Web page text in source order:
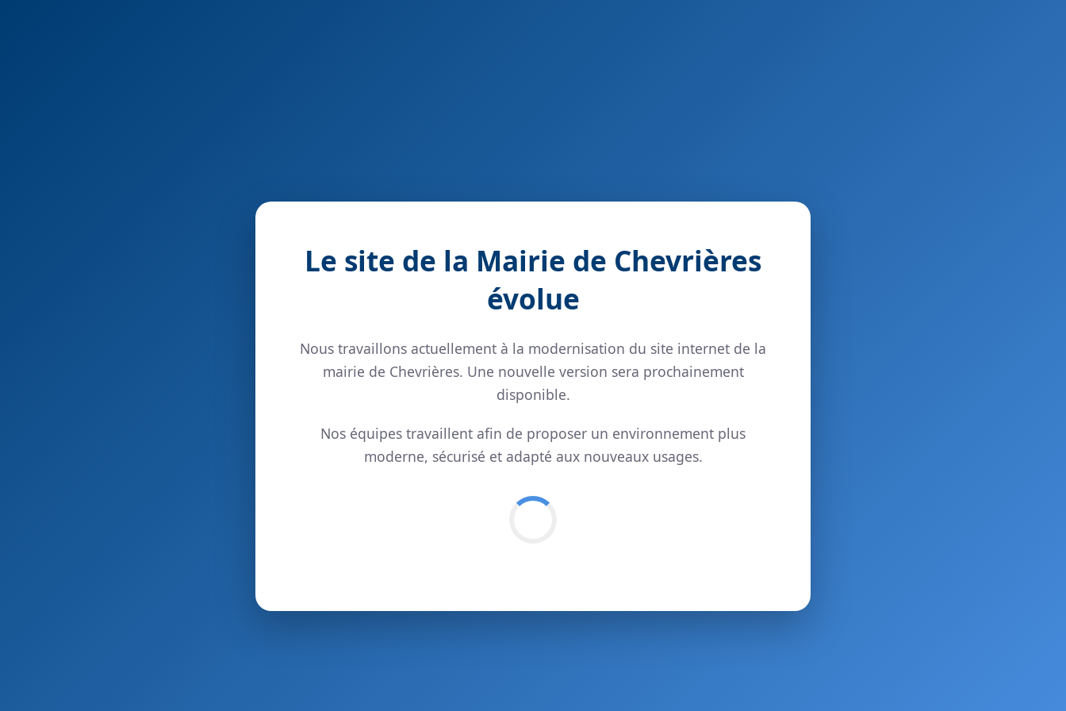
Le site de la Mairie de Chevrières
évolue
Nous travaillons actuellement à la modernisation du site internet de la
mairie de Chevrières. Une nouvelle version sera prochainement
disponible.
Nos équipes travaillent afin de proposer un environnement plus
moderne, sécurisé et adapté aux nouveaux usages.